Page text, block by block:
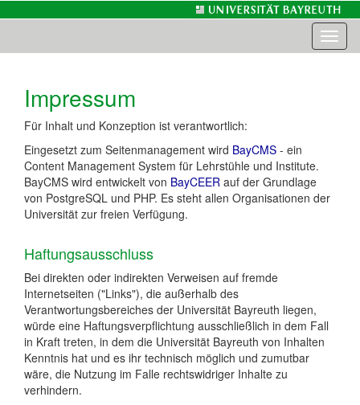
Impressum
Für Inhalt und Konzeption ist verantwortlich:
Eingesetzt zum Seitenmanagement wird BayCMS - ein
Content Management System für Lehrstühle und Institute.
BayCMS wird entwickelt von BayCEER auf der Grundlage
von PostgreSQL und PHP. Es steht allen Organisationen der
Universität zur freien Verfügung.
Haftungsausschluss
Bei direkten oder indirekten Verweisen auf fremde
Internetseiten ("Links"), die außerhalb des
Verantwortungsbereiches der Universität Bayreuth liegen,
würde eine Haftungsverpflichtung ausschließlich in dem Fall
in Kraft treten, in dem die Universität Bayreuth von Inhalten
Kenntnis hat und es ihr technisch möglich und zumutbar
wäre, die Nutzung im Falle rechtswidriger Inhalte zu
verhindern.